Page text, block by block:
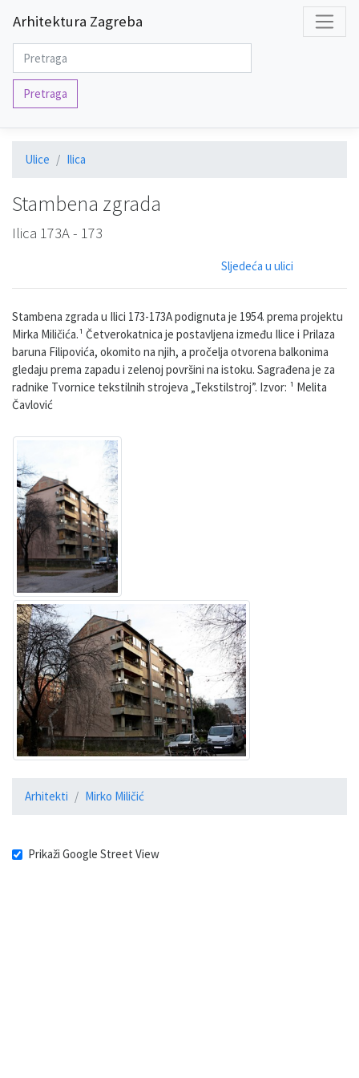
Arhitektura Zagreba
Pretraga
Ulice Ilica
Stambena zgrada
Ilica 173A - 173
Sljedeća u ulici
Stambena zgrada u Ilici 173-173A podignuta je 1954. prema projektu
Mirka Miličića.¹ Četverokatnica je postavljena između Ilice i Prilaza
baruna Filipovića, okomito na njih, a pročelja otvorena balkonima
gledaju prema zapadu i zelenoj površini na istoku. Sagrađena je za
radnike Tvornice tekstilnih strojeva „Tekstilstroj”. Izvor: ¹ Melita
Čavlović
Arhitekti Mirko Miličić
Prikaži Google Street View